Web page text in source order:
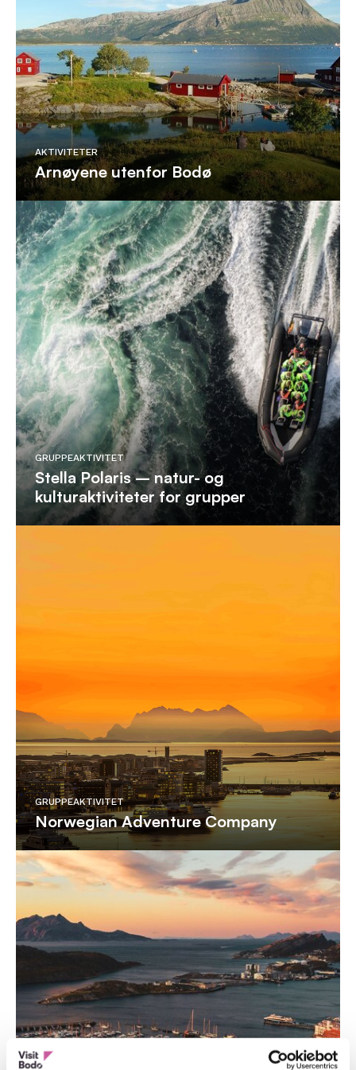
AKTIVITETER
Arnøyene utenfor Bodø
GRUPPEAKTIVITET
Stella Polaris – natur- og
kulturaktiviteter for grupper
GRUPPEAKTIVITET
Norwegian Adventure Company